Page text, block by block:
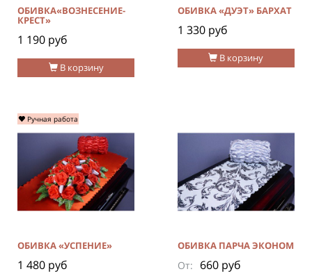
В корзину
ОБИВКА«ВОЗНЕСЕНИЕ-
КРЕСТ»
1 190 руб
В корзину
ОБИВКА «ДУЭТ» БАРХАТ
1 330 руб
Ручная работа
ОБИВКА «УСПЕНИЕ»
1 480 руб
ОБИВКА ПАРЧА ЭКОНОМ
От: 660 руб